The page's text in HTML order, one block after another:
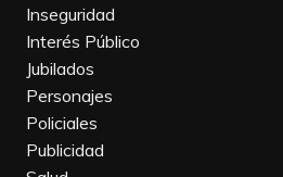
Inseguridad
Interés Público
Jubilados
Personajes
Policiales
Publicidad